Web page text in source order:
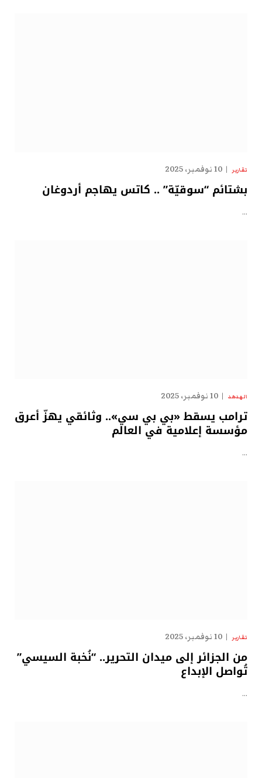
تقارير 10 نوفمبر، 2025
بشتائم “سوقيّة” .. كاتس يهاجم أردوغان
…
الهدهد 10 نوفمبر، 2025
ترامب يسقط «بي بي سي».. وثائقي يهزّ أعرق
مؤسسة إعلامية في العالم
…
تقارير 10 نوفمبر، 2025
من الجزائر إلى ميدان التحرير.. “نُخبة السيسي”
تُواصل الإبداع
…